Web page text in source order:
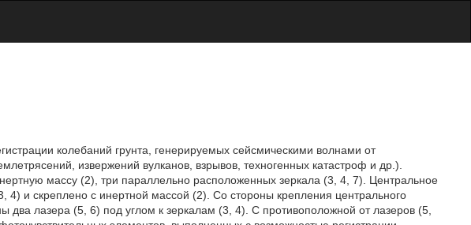
колебаний грунта, генерируемых сейсмическими волнами от
извержений вулканов, взрывов, техногенных катастроф и др.).
массу (2), три параллельно расположенных зеркала (3, 4, 7). Центральное
4) и скреплено с инертной массой (2). Со стороны крепления центрального
два лазера (5, 6) под углом к зеркалам (3, 4). С противоположной от лазеров (5,